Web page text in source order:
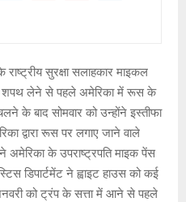
राष्ट्रीय सुरक्षा सलाहकार माइकल
शपथ लेने से पहले अमेरिका में रूस के
के बाद सोमवार को उन्होंने इस्तीफा
द्वारा रूस पर लगाए जाने वाले
अमेरिका के उपराष्ट्रपति माइक पेंस
डिपार्टमेंट ने ह्वाइट हाउस को कई
को ट्रंप के सत्ता में आने से पहले